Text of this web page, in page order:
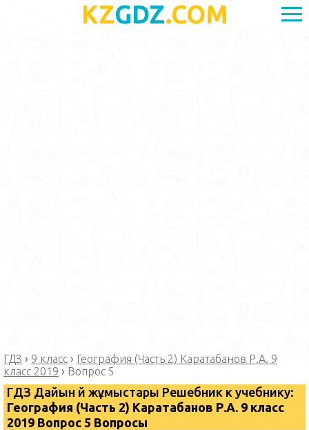
KZGDZ.COM
ГДЗ › 9 класс › География (Часть 2) Каратабанов Р.А. 9
класс 2019 › Вопрос 5
ГДЗ Дайын үй жұмыстары Решебник к учебнику:
География (Часть 2) Каратабанов Р.А. 9 класс
2019 Вопрос 5 Вопросы